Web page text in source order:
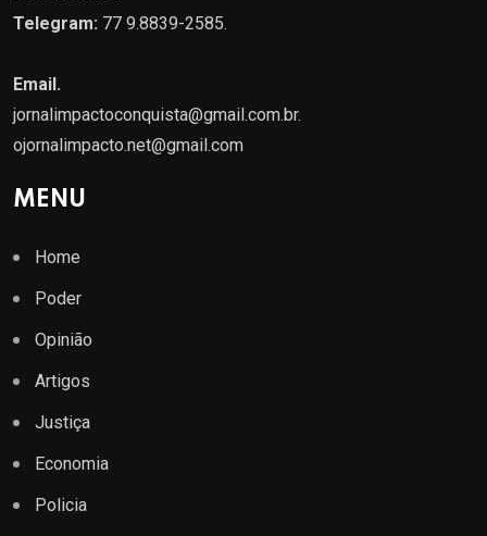
Telegram: 77 9.8839-2585.
Email.
jornalimpactoconquista@gmail.com.br.
ojornalimpacto.net@gmail.com
MENU
Home
Poder
Opinião
Artigos
Justiça
Economia
Policia